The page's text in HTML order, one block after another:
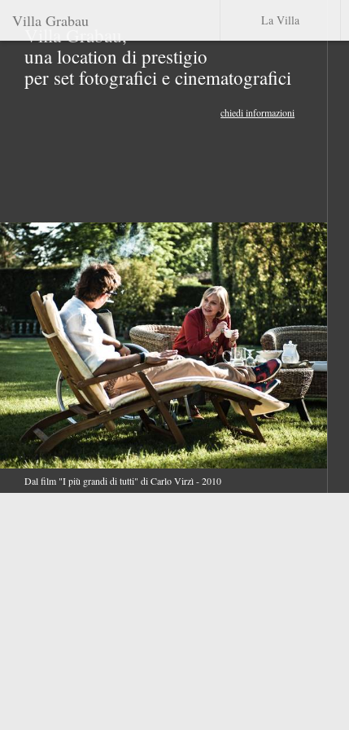
Villa Grabau La Villa
Villa Grabau,
una location di prestigio
per set fotografici e cinematografici
chiedi informazioni
Dal film "I più grandi di tutti" di Carlo Virzì - 2010